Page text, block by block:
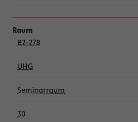
B2-278
UHG
Seminarraum
30